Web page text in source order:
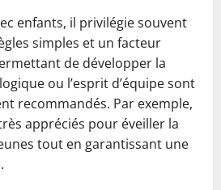
enfants, il privilégie souvent
simples et un facteur
de développer la
ou l’esprit d’équipe sont
recommandés. Par exemple,
appréciés pour éveiller la
tout en garantissant une